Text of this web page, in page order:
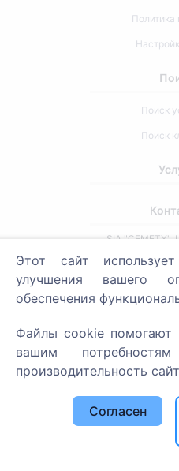
Политика
Поиск
Поиск
SIA "CEMETY",
371
Мы работаем
© 2013 - 2026 Cemety
Политика
Этот сайт
улучшения вашего
обеспечения
Файлы cookie помогают
вашим
производительность
Согласен